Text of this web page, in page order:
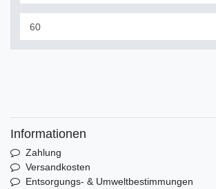
Informationen
Zahlung
Versandkosten
Entsorgungs- & Umweltbestimmungen